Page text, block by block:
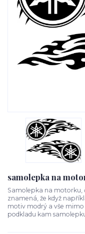
samolepka na
Samolepka na motorku,
znamená, že když
motiv modrý a vše
podkladu kam